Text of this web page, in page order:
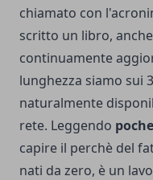
chiamato con
scritto un libro,
continuamente
lunghezza siamo sui
naturalmente
rete. Leggendo
capire il perchè del
nati da zero, è un